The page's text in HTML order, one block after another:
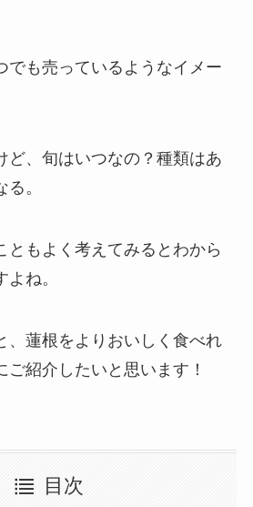
でも売っているようなイメー
ど、旬はいつなの？種類はあ
。
ともよく考えてみるとわから
ね。
、蓮根をよりおいしく食べれ
ご紹介したいと思います！
目次